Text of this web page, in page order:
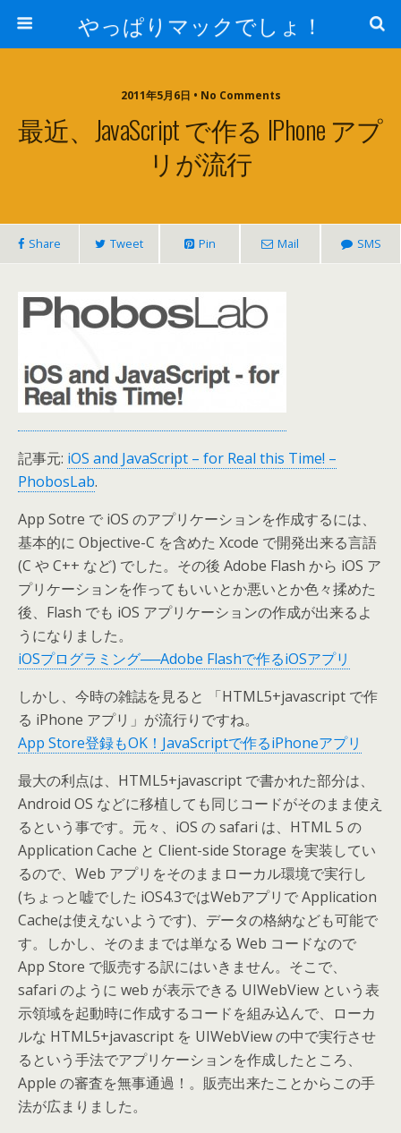
やっぱりマックでしょ！
2011年5月6日 • No Comments
最近、JavaScript で作る IPhone アプ
リが流行
Share Tweet Pin Mail SMS
記事元: iOS and JavaScript – for Real this Time! –
PhobosLab.
App Sotre で iOS のアプリケーションを作成するには、
基本的に Objective-C を含めた Xcode で開発出来る言語
(C や C++ など) でした。その後 Adobe Flash から iOS ア
プリケーションを作ってもいいとか悪いとか色々揉めた
後、Flash でも iOS アプリケーションの作成が出来るよ
うになりました。
iOSプログラミング──Adobe Flashで作るiOSアプリ
しかし、今時の雑誌を見ると 「HTML5+javascript で作
る iPhone アプリ」が流行りですね。
App Store登録もOK！JavaScriptで作るiPhoneアプリ
最大の利点は、HTML5+javascript で書かれた部分は、
Android OS などに移植しても同じコードがそのまま使え
るという事です。元々、iOS の safari は、HTML 5 の
Application Cache と Client-side Storage を実装してい
るので、Web アプリをそのままローカル環境で実行し
(ちょっと嘘でした iOS4.3ではWebアプリで Application
Cacheは使えないようです)、データの格納なども可能で
す。しかし、そのままでは単なる Web コードなので
App Store で販売する訳にはいきません。そこで、
safari のように web が表示できる UIWebView という表
示領域を起動時に作成するコードを組み込んで、ローカ
ルな HTML5+javascript を UIWebView の中で実行させ
るという手法でアプリケーションを作成したところ、
Apple の審査を無事通過！。販売出来たことからこの手
法が広まりました。